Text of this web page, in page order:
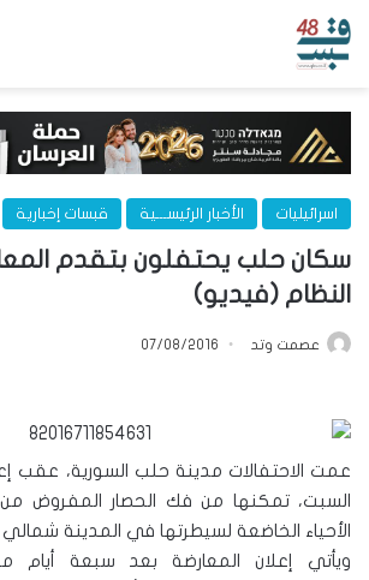
اسرائيليات الأخبار الرئيســـية قبسات إخبارية
سكان حلب يحتفلون بتقدم
النظام (فيديو)
عصمت وتد 07/08/2016
عمت الاحتفالات مدينة حلب السورية، عقب
السبت، تمكنها من فك الحصار المفروض
الأحياء الخاضعة لسيطرتها في المدينة شمالي
ويأتي إعلان المعارضة بعد سبعة أيام